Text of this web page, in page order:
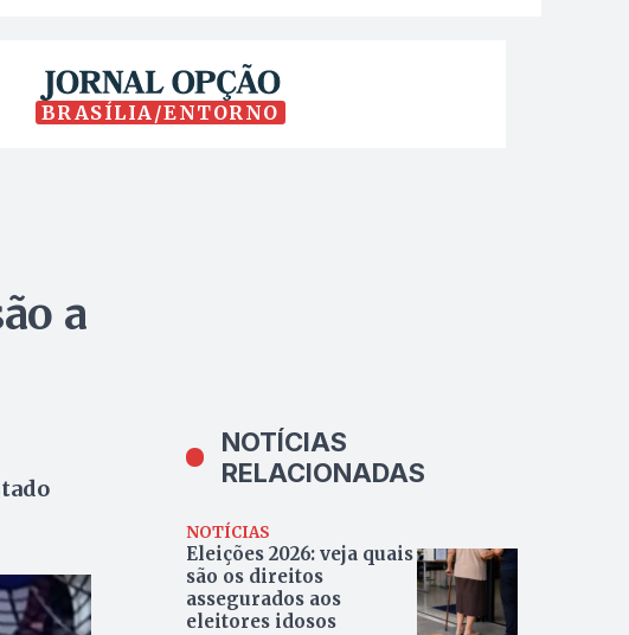
BRASÍLIA/ENTORNO
a
NOTÍCIAS
RELACIONADAS
NOTÍCIAS
Eleições 2026: veja quais
são os direitos
assegurados aos
eleitores idosos